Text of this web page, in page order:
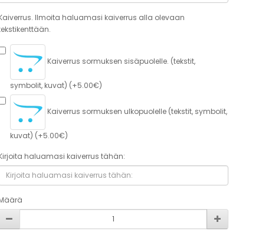
Ilmoita haluamasi kaiverrus alla olevaan
Kaiverrus sormuksen sisäpuolelle. (tekstit,
symbolit, kuvat) (+5.00€)
Kaiverrus sormuksen ulkopuolelle (tekstit, symbolit,
kuvat) (+5.00€)
haluamasi kaiverrus tähän: